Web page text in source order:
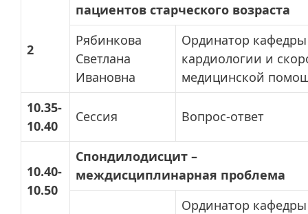
2
пациентов старческого возраста
Рябинкова
Светлана
Ивановна
Ординатор кафедры
кардиологии и
медицинской
10.35-
10.40
Сессия Вопрос-ответ
10.40-
10.50
Спондилодисцит –
междисциплинарная проблема
Ординатор кафедры